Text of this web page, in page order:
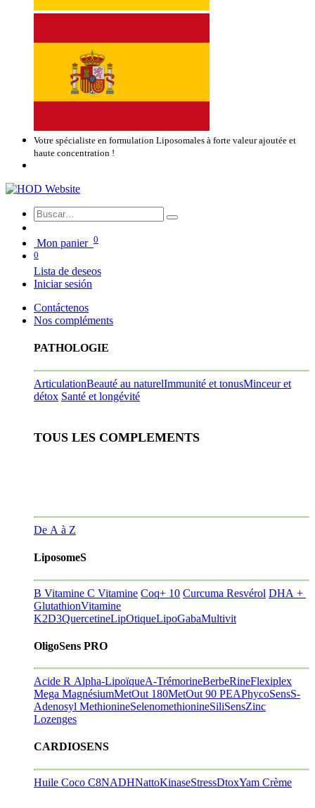
Votre spécialiste en formulation Liposomales à forte valeur ajoutée et
haute concentration !
Mon panier 0
0
Lista de deseos
Iniciar sesión
Contáctenos
Nos compléments
PATHOLOGIE
ArticulationBeauté au naturelImmunité et tonusMinceur et
détox Santé et longévité
TOUS LES COMPLEMENTS
De A à Z
LiposomeS
B Vitamine C Vitamine Coq+ 10 Curcuma Resvérol DHA +
GlutathionVitamine
K2D3QuercetineLipOtiqueLipoGabaMultivit
OligoSens PRO
Acide R Alpha-LipoïqueA-TrémorineBerbeRineFlexiplex
Mega MagnésiumMetOut 180MetOut 90 PEAPhycoSensS-
Adenosyl MethionineSelenomethionineSiliSensZinc
Lozenges
CARDIOSENS
Huile Coco C8NADHNattoKinaseStressDtoxYam Crème